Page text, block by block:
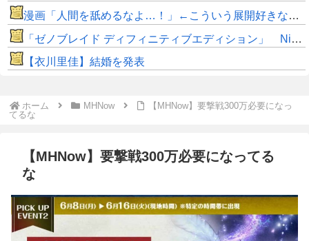
漫画「人間を舐めるなよ…！」←こういう展開好きなんやがｗｗｗｗ
「ゼノブレイド ディフィニティブエディション」 Nintendo Switch 2 Edition 3,713 本
【衣川里佳】結婚を発表
ホーム MHNow
【MHNow】要撃戦300万必要になっ
てるな
【MHNow】要撃戦300万必要になってる
な